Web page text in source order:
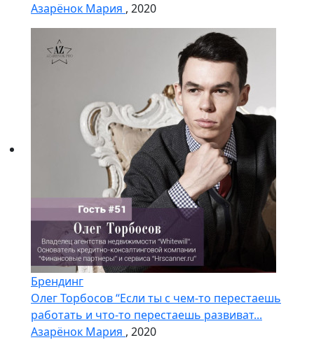
Азарёнок Мария , 2020
Брендинг
Олег Торбосов “Если ты с чем-то перестаешь
работать и что-то перестаешь развиват...
Азарёнок Мария , 2020